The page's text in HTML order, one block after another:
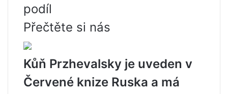
podíl
Přečtěte si nás
Kůň Przhevalsky je uveden v
Červené knize Ruska a má